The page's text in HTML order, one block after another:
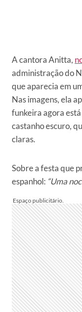
A cantora Anitta,
administração do
que aparecia em
Nas imagens, ela
funkeira agora
castanho escuro,
claras.
Sobre a festa que
espanhol: “Uma